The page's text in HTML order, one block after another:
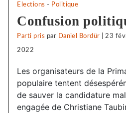
Elections - Politique
Confusion
Parti pris par Daniel Bordür 23
2022
Les organisateurs de la
populaire tentent
de sauver la candidature mal
engagée de Christiane